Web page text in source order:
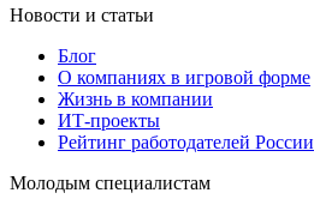
Новости и статьи
Блог
О компаниях в игровой форме
Жизнь в компании
ИТ-проекты
Рейтинг работодателей России
Молодым специалистам